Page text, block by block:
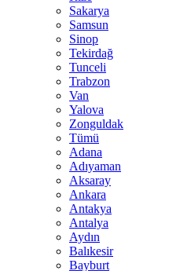
Sakarya
Samsun
Sinop
Tekirdağ
Tunceli
Trabzon
Van
Yalova
Zonguldak
Tümü
Adana
Adıyaman
Aksaray
Ankara
Antakya
Antalya
Aydın
Balıkesir
Bayburt